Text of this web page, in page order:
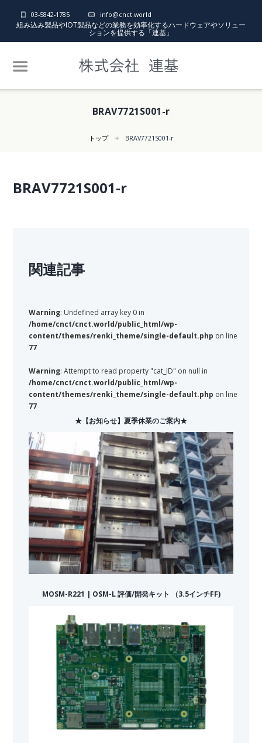
03-5842-1785 info@cnct.world
組み込み製品やIOT製品などの業務を効率化するハードウェアやソリュー
ションを提供する「連基」
BRAV7721S001-r
トップ BRAV7721S001-r
BRAV7721S001-r
関連記事
Warning: Undefined array key 0 in
/home/cnct/cnct.world/public_html/wp-
content/themes/renki_theme/single-default.php on line
77
Warning: Attempt to read property "cat_ID" on null in
/home/cnct/cnct.world/public_html/wp-
content/themes/renki_theme/single-default.php on line
77
★【お知らせ】夏季休業のご案内★
MOSM-R221 | OSM-L 評価/開発キット （3.5インチFF)